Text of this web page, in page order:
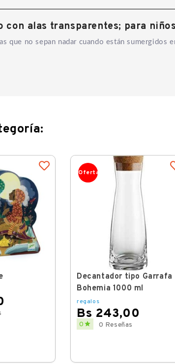
alas transparentes; para
que no sepan nadar cuando están
Oferta
Decantador tipo Garrafa
Bohemia 1000 ml
regalos
Bs 243,00
Price
0  0 Reseñas